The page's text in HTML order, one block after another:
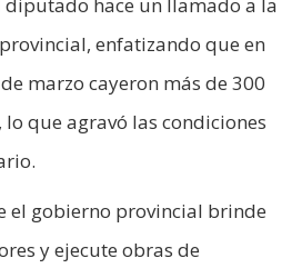
enfatizando que en
marzo cayeron más de 300
que agravó las condiciones
el gobierno provincial brinde
y ejecute obras de